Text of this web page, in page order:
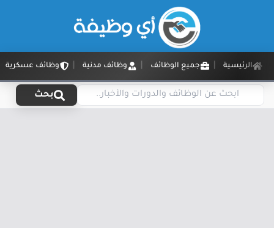
الرئيسية جميع الوظائف وظائف مدنية وظائف عسكرية
بحث